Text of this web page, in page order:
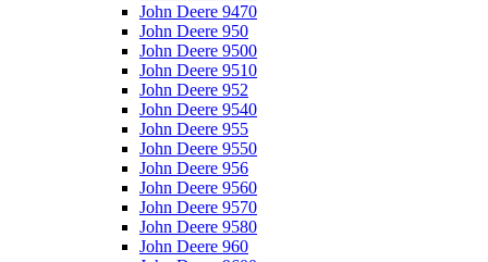
John Deere 9470
John Deere 950
John Deere 9500
John Deere 9510
John Deere 952
John Deere 9540
John Deere 955
John Deere 9550
John Deere 956
John Deere 9560
John Deere 9570
John Deere 9580
John Deere 960